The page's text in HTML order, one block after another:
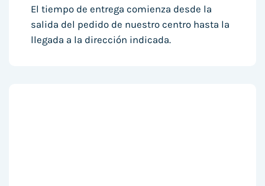
El tiempo de entrega comienza desde la
salida del pedido de nuestro centro hasta la
llegada a la dirección indicada.